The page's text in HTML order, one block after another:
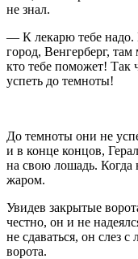
не знал.
— К лекарю тебе
город, Венгерберг,
кто тебе поможет! Так
успеть до темноты!
До темноты они не
и в конце концов,
на свою лошадь. Когда
жаром.
Увидев закрытые
честно, он и не
не сдаваться, он слез
ворота.